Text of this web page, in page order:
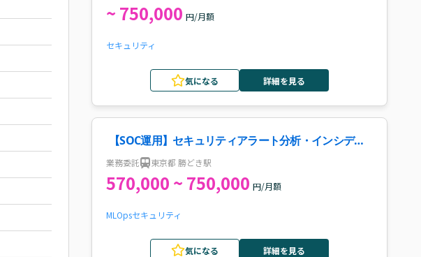
~ 750,000 円/月額
セキュリティ
気になる 詳細を見る
【SOC運用】セキュリティアラート分析・インシデン
ト対応案件・求人
業務委託 東京都 勝どき駅
570,000 ~ 750,000 円/月額
MLOpsセキュリティ
気になる 詳細を見る